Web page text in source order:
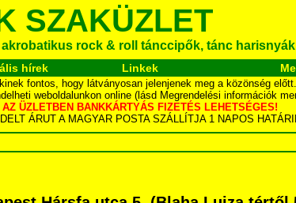
SZAKÜZLET
rock & roll tánccipők, tánc
hírek Linkek
fontos, hogy látványosan jelenjenek meg a közönség előtt.
weboldalunkon online (lásd Megrendelési információk
ÜZLETBEN BANKKÁRTYÁS FIZETÉS LEHETSÉGES!
ÁRUT A MAGYAR POSTA SZÁLLÍTJA 1 NAPOS